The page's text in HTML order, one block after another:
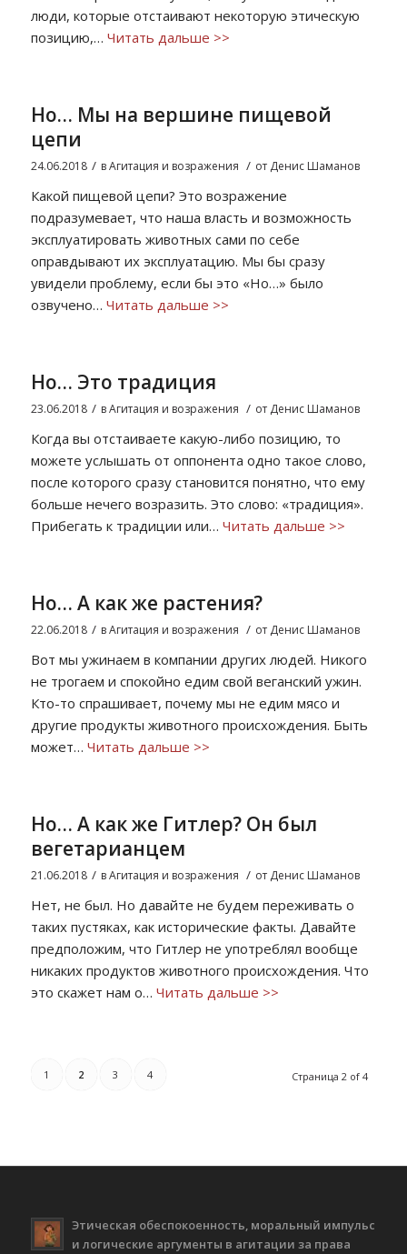
люди, которые отстаивают некоторую этическую
позицию,… Читать дальше >>
Но… Мы на вершине пищевой
цепи
24.06.2018 / вАгитация и возражения / от Денис Шаманов
Какой пищевой цепи? Это возражение
подразумевает, что наша власть и возможность
эксплуатировать животных сами по себе
оправдывают их эксплуатацию. Мы бы сразу
увидели проблему, если бы это «Но…» было
озвучено… Читать дальше >>
Но… Это традиция
23.06.2018 / вАгитация и возражения / от Денис Шаманов
Когда вы отстаиваете какую-либо позицию, то
можете услышать от оппонента одно такое слово,
после которого сразу становится понятно, что ему
больше нечего возразить. Это слово: «традиция».
Прибегать к традиции или… Читать дальше >>
Но… А как же растения?
22.06.2018 / вАгитация и возражения / от Денис Шаманов
Вот мы ужинаем в компании других людей. Никого
не трогаем и спокойно едим свой веганский ужин.
Кто-то спрашивает, почему мы не едим мясо и
другие продукты животного происхождения. Быть
может… Читать дальше >>
Но… А как же Гитлер? Он был
вегетарианцем
21.06.2018 / вАгитация и возражения / от Денис Шаманов
Нет, не был. Но давайте не будем переживать о
таких пустяках, как исторические факты. Давайте
предположим, что Гитлер не употреблял вообще
никаких продуктов животного происхождения. Что
это скажет нам о… Читать дальше >>
Страница 2 of 4
1 2 3 4
Этическая обеспокоенность, моральный импульс
и логические аргументы в агитации за права